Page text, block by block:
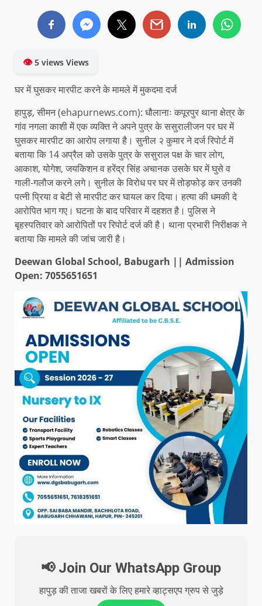
👁5 views Views
घर में घुसकर मारपीट करने के मामले में मुकदमा दर्ज
हापुड़, सीमन (ehapurnews.com): धौलानाः कपूरपुर थाना क्षेत्र के
गांव नगला काशी में एक व्यक्ति ने अपने पुत्र के ससुरालीजन पर घर में
घुसकर मारपीट का आरोप लगाया है। सुनील २ कुमार ने दर्ज रिपोर्ट में
बताया कि 14 अप्रैल को उसके पुत्र के ससुराल पक्ष के चार लोग,
आकाश, योगेश, जयकिशन व हरेंद्र सिंह अचानक उसके घर में घुसे व
गाली-गलौज करने लगे। सुनील के विरोध पर घर में तोड़फोड़ कर उनकी
पत्नी प्रिया व बेटी से मारपीट कर घायल कर दिया। हत्या की धमकी दे
आरोपित भाग गए। घटना के बाद परिवार में दहशत है। पुलिस ने
बृहस्पतिवार को आरोपितों पर रिपोर्ट दर्ज की है। थाना प्रभारी निरीक्षक ने
बताया कि मामले की जांच जारी है।
Deewan Global School, Babugarh || Admission
Open: 7055651651
📢 Join Our WhatsApp Group
हापुड़ की ताजा खबरों के लिए हमारे व्हाट्सएप ग्रुप से जुड़े